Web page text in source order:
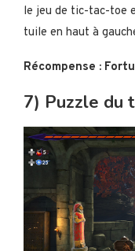
le jeu de tic-tac-toe
tuile en haut à
Récompense :
7) Puzzle du